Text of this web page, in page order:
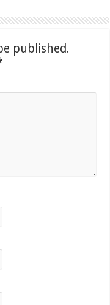
published.